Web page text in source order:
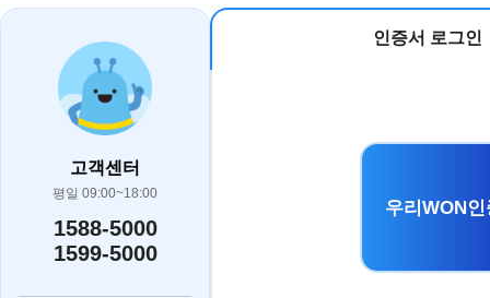
고객센터
평일 09:00~18:00
1588-5000
1599-5000
인증서 로그인
우리WON